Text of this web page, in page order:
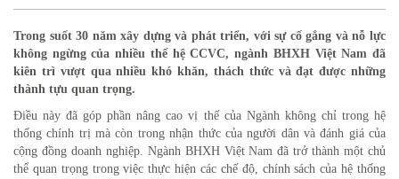
Trong suốt 30 năm xây dựng và phát triển, với sự cố gắng và nỗ lực
không ngừng của nhiều thế hệ CCVC, ngành BHXH Việt Nam đã
kiên trì vượt qua nhiều khó khăn, thách thức và đạt được những
thành tựu quan trọng.
Điều này đã góp phần nâng cao vị thế của Ngành không chỉ trong hệ
thống chính trị mà còn trong nhận thức của người dân và đánh giá của
cộng đồng doanh nghiệp. Ngành BHXH Việt Nam đã trở thành một chủ
thể quan trọng trong việc thực hiện các chế độ, chính sách của hệ thống